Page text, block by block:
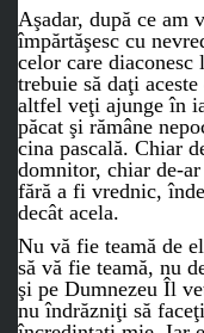
Aşadar, după ce am
împărtăşesc cu
celor care
trebuie să daţi
altfel veţi ajunge în
păcat şi rămâne
cina pascală. Chiar
domnitor, chiar de-
fără a fi vrednic,
decât acela.
Nu vă fie teamă de
să vă fie teamă, nu
şi pe Dumnezeu Îl
nu îndrăzniţi să